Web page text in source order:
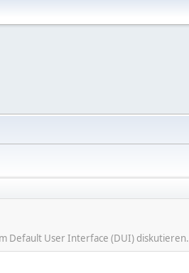
Default User Interface (DUI) diskutieren.